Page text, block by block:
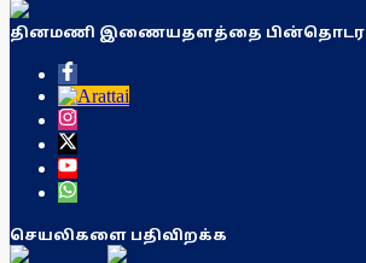
தினமணி இணையதளத்தை பின்தொடர
செயலிகளை பதிவிறக்க